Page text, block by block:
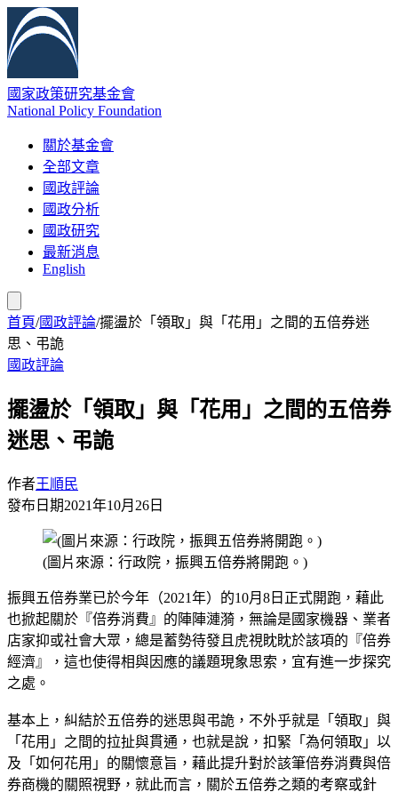
國家政策研究基金會
National Policy Foundation
關於基金會
全部文章
國政評論
國政分析
國政研究
最新消息
English
首頁/國政評論/擺盪於「領取」與「花用」之間的五倍券迷
思、弔詭
國政評論
擺盪於「領取」與「花用」之間的五倍券
迷思、弔詭
作者王順民
發布日期2021年10月26日
(圖片來源：行政院，振興五倍券將開跑。)
振興五倍券業已於今年（2021年）的10月8日正式開跑，藉此
也掀起關於『倍券消費』的陣陣漣漪，無論是國家機器、業者
店家抑或社會大眾，總是蓄勢待發且虎視眈眈於該項的『倍券
經濟』，這也使得相與因應的議題現象思索，宜有進一步探究
之處。
基本上，糾結於五倍券的迷思與弔詭，不外乎就是「領取」與
「花用」之間的拉扯與貫通，也就是說，扣緊「為何領取」以
及「如何花用」的關懷意旨，藉此提升對於該筆倍券消費與倍
券商機的關照視野，就此而言，關於五倍券之類的考察或針